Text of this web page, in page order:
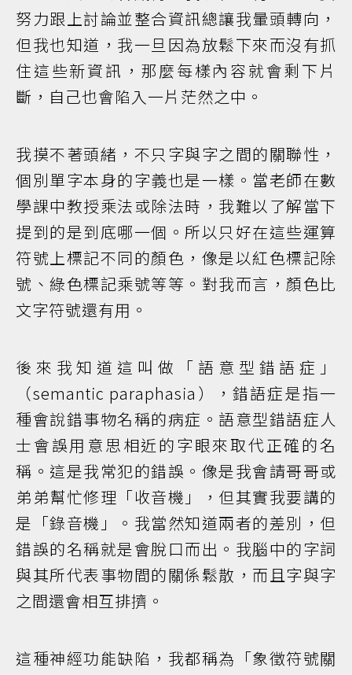
努力跟上討論並整合資訊總讓我暈頭轉向，
但我也知道，我一旦因為放鬆下來而沒有抓
住這些新資訊，那麼每樣內容就會剩下片
斷，自己也會陷入一片茫然之中。
我摸不著頭緒，不只字與字之間的關聯性，
個別單字本身的字義也是一樣。當老師在數
學課中教授乘法或除法時，我難以了解當下
提到的是到底哪一個。所以只好在這些運算
符號上標記不同的顏色，像是以紅色標記除
號、綠色標記乘號等等。對我而言，顏色比
文字符號還有用。
後來我知道這叫做「語意型錯語症」
（semantic paraphasia），錯語症是指一
種會說錯事物名稱的病症。語意型錯語症人
士會誤用意思相近的字眼來取代正確的名
稱。這是我常犯的錯誤。像是我會請哥哥或
弟弟幫忙修理「收音機」，但其實我要講的
是「錄音機」。我當然知道兩者的差別，但
錯誤的名稱就是會脫口而出。我腦中的字詞
與其所代表事物間的關係鬆散，而且字與字
之間還會相互排擠。
這種神經功能缺陷，我都稱為「象徵符號關